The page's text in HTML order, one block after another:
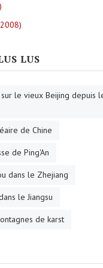
LUS
le vieux Beijing depuis
de Chine
de Ping'An
dans le Zhejiang
le Jiangsu
de karst